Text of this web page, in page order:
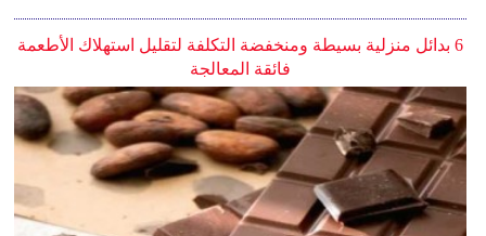
6 بدائل منزلية بسيطة ومنخفضة التكلفة لتقليل استهلاك الأطعمة
فائقة المعالجة